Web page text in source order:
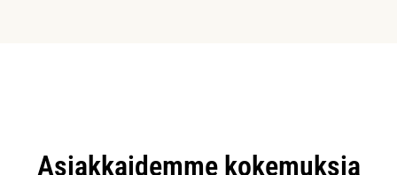
Asiakkaidemme kokemuksia